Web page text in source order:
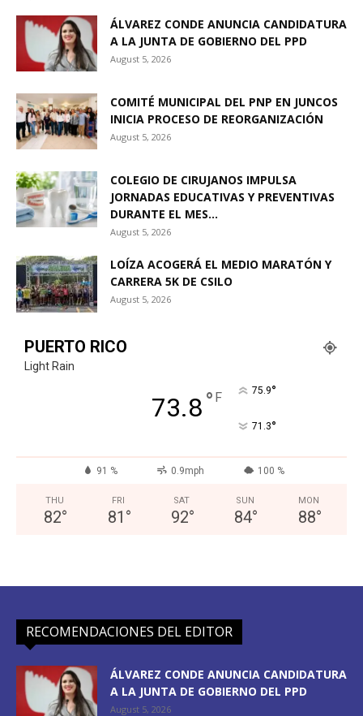
ÁLVAREZ CONDE ANUNCIA CANDIDATURA
A LA JUNTA DE GOBIERNO DEL PPD
August 5, 2026
COMITÉ MUNICIPAL DEL PNP EN JUNCOS
INICIA PROCESO DE REORGANIZACIÓN
August 5, 2026
COLEGIO DE CIRUJANOS IMPULSA
JORNADAS EDUCATIVAS Y PREVENTIVAS
DURANTE EL MES...
August 5, 2026
LOÍZA ACOGERÁ EL MEDIO MARATÓN Y
CARRERA 5K DE CSILO
August 5, 2026
PUERTO RICO
Light Rain
73.8° F 75.9°
71.3°
91 % 0.9mph 100 %
THU
82°
FRI
81 °
SAT
92°
SUN
84°
MON
88°
RECOMENDACIONES DEL EDITOR
ÁLVAREZ CONDE ANUNCIA CANDIDATURA
A LA JUNTA DE GOBIERNO DEL PPD
August 5, 2026